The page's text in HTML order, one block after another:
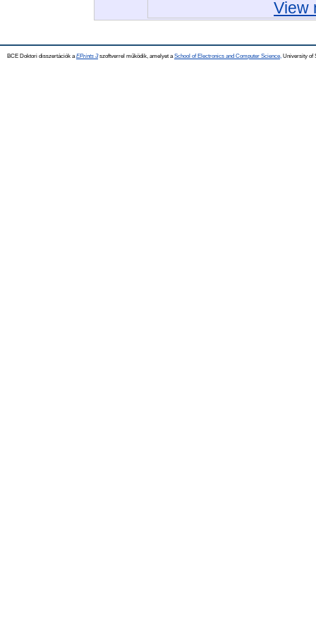
View
BCE Doktori disszertációk a EPrints 3szoftverrel működik, amelyet a School of Electronics and Computer Science, University of